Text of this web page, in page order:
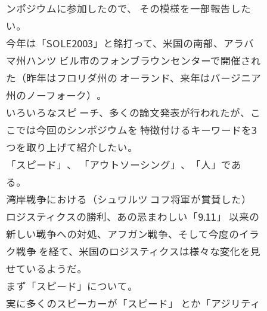
ンポジウムに参加したので、 その模様を一部報告した
い。
今年は「SOLE2003」と銘打って、米国の南部、アラバ
マ州ハンツ ビル市のフォンブラウンセンターで開催され
た（昨年はフロリダ州の オーランド、来年はバージニア
州のノーフォーク）。
いろいろなスピ ーチ、多くの論文発表が行われたが、こ
こでは今回のシンポジウムを 特徴付けるキーワードを3
つを取り上げて紹介したい。
「スピード」、 「アウトソーシング」、「人」であ
る。
湾岸戦争における（シュワルツ コフ将軍が賞賛した）
ロジスティクスの勝利、あの忌まわしい「9.11」 以来の
新しい戦争への対処、アフガン戦争、そして今度のイラ
ク戦争 を経て、米国のロジスティクスは様々な変化を見
せているようだ。
まず「スピード」について。
実に多くのスピーカーが「スピード」 とか「アジリティ